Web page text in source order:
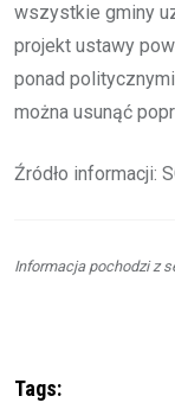
wszystkie gminy
projekt ustawy
ponad
można usunąć
Źródło informacji:
Informacja pochodzi z
Tags: